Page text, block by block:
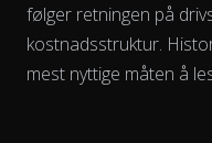
følger retningen på
kostnadsstruktur.
mest nyttige måten å